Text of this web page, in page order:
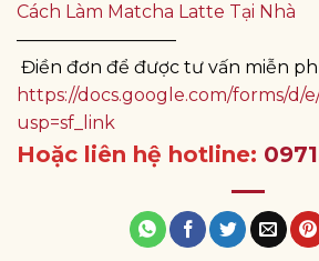
Cách Làm Matcha Latte Tại Nhà
—————————
Điền đơn để được tư vấn miễn
https://docs.google.com/forms/d/
usp=sf_link
Hoặc liên hệ hotline: